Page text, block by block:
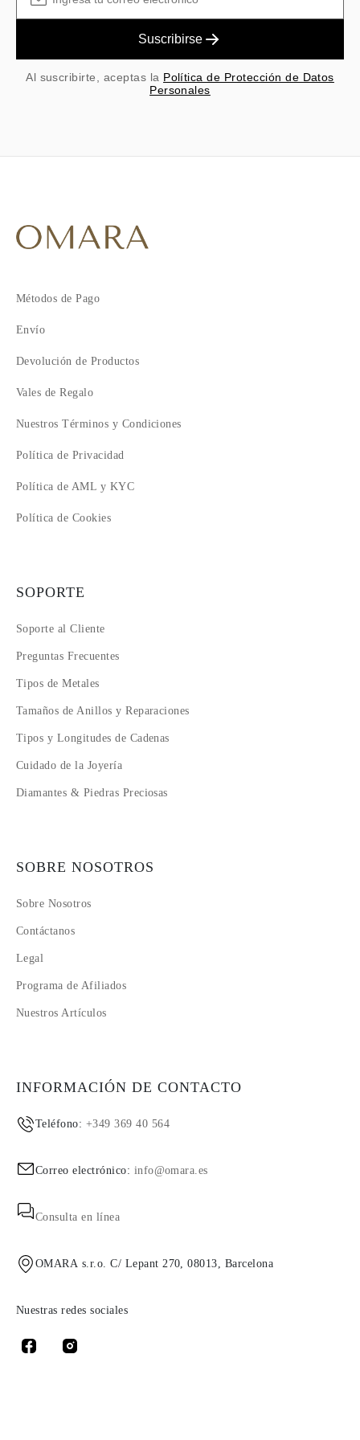
Suscribirse
Al suscribirte, aceptas la Política de Protección de Datos
Personales
Métodos de Pago
Envío
Devolución de Productos
Vales de Regalo
Nuestros Términos y Condiciones
Política de Privacidad
Política de AML y KYC
Política de Cookies
SOPORTE
Soporte al Cliente
Preguntas Frecuentes
Tipos de Metales
Tamaños de Anillos y Reparaciones
Tipos y Longitudes de Cadenas
Cuidado de la Joyería
Diamantes & Piedras Preciosas
SOBRE NOSOTROS
Sobre Nosotros
Contáctanos
Legal
Programa de Afiliados
Nuestros Artículos
INFORMACIÓN DE CONTACTO
Teléfono: +349 369 40 564
Correo electrónico: info@omara.es
Consulta en línea
OMARA s.r.o. C/ Lepant 270, 08013, Barcelona
Nuestras redes sociales